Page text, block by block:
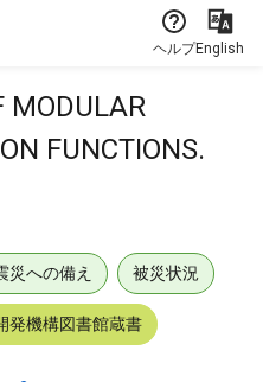
ヘルプEnglish
MODULAR
FUNCTIONS.
災への備え 被災状況
発機構図書館蔵書